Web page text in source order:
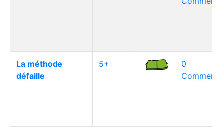
La méthode
défaille
5+
0